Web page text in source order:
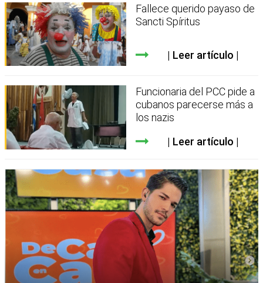
Fallece querido payaso de
Sancti Spíritus
Leer artículo
Funcionaria del PCC pide a
cubanos parecerse más a
los nazis
Leer artículo